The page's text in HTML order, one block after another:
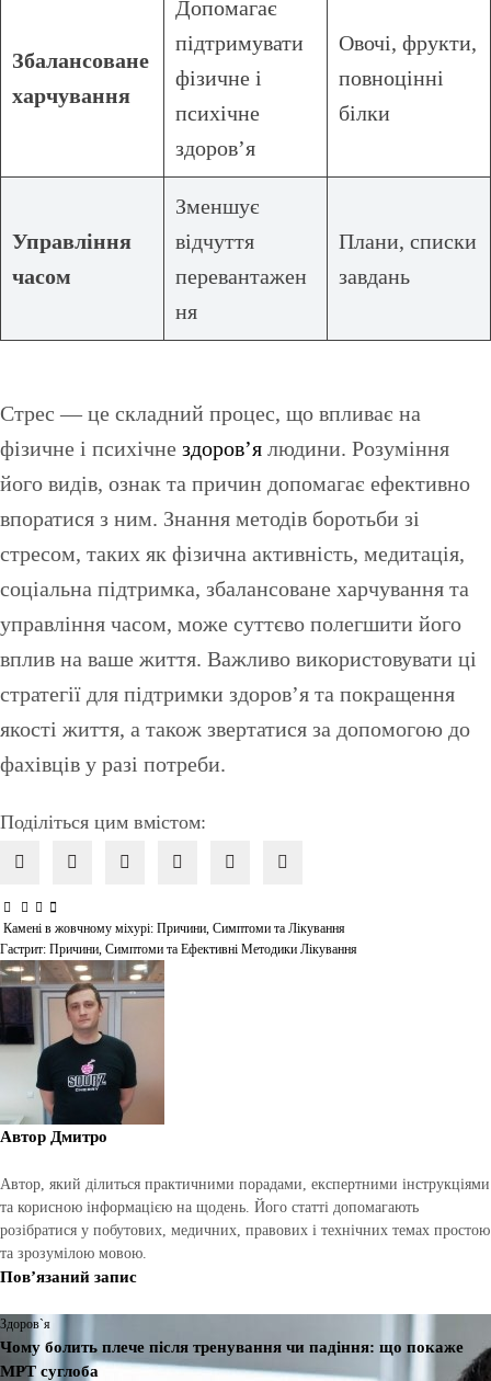
Збалансоване
харчування
Допомагає
підтримувати
фізичне і
психічне
здоров’я
Овочі, фрукти,
повноцінні
білки
Управління
часом
Зменшує
відчуття
перевантажен
ня
Плани, списки
завдань
Стрес — це складний процес, що впливає на
фізичне і психічне здоров’я людини. Розуміння
його видів, ознак та причин допомагає ефективно
впоратися з ним. Знання методів боротьби зі
стресом, таких як фізична активність, медитація,
соціальна підтримка, збалансоване харчування та
управління часом, може суттєво полегшити його
вплив на ваше життя. Важливо використовувати ці
стратегії для підтримки здоров’я та покращення
якості життя, а також звертатися за допомогою до
фахівців у разі потреби.
Поділіться цим вмістом:
Навігація
записів
Камені в жовчному міхурі: Причини, Симптоми та Лікування
Гастрит: Причини, Симптоми та Ефективні Методики Лікування
Автор Дмитро
Автор, який ділиться практичними порадами, експертними інструкціями
та корисною інформацією на щодень. Його статті допомагають
розібратися у побутових, медичних, правових і технічних темах простою
та зрозумілою мовою.
Пов’язаний запис
Здоров`я
Чому болить плече після тренування чи падіння: що покаже
МРТ суглоба